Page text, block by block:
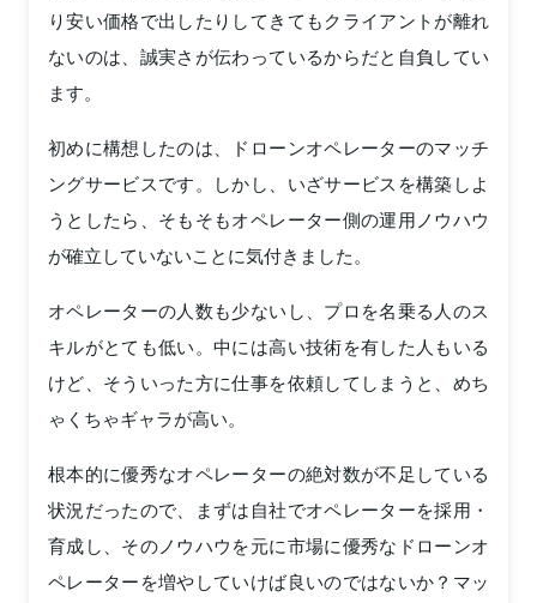
り安い価格で出したりしてきてもクライアントが離れ
ないのは、誠実さが伝わっているからだと自負してい
ます。
初めに構想したのは、ドローンオペレーターのマッチ
ングサービスです。しかし、いざサービスを構築しよ
うとしたら、そもそもオペレーター側の運用ノウハウ
が確立していないことに気付きました。
オペレーターの人数も少ないし、プロを名乗る人のス
キルがとても低い。中には高い技術を有した人もいる
けど、そういった方に仕事を依頼してしまうと、めち
ゃくちゃギャラが高い。
根本的に優秀なオペレーターの絶対数が不足している
状況だったので、まずは自社でオペレーターを採用・
育成し、そのノウハウを元に市場に優秀なドローンオ
ペレーターを増やしていけば良いのではないか？マッ